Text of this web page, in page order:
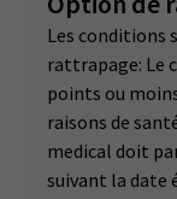
Les conditions
rattrapage: Le
points ou moins. Un candidate a été absent pour
raisons de
medical doit
suivant la date